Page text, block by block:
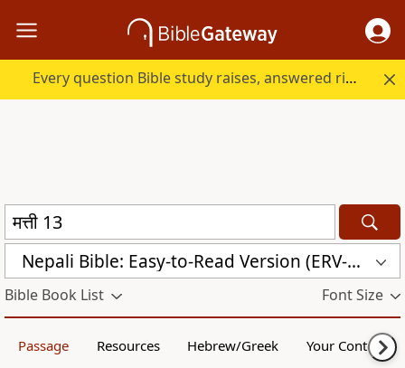
Every question Bible study raises, answered right here.
Nepali Bible: Easy-to-Read Version (ERV-NE)
Bible Book List Font Size
Passage Resources Hebrew/Greek Your Content